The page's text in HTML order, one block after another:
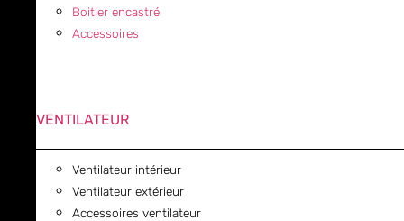
Boitier encastré
Accessoires
VENTILATEUR
Ventilateur intérieur
Ventilateur extérieur
Accessoires ventilateur